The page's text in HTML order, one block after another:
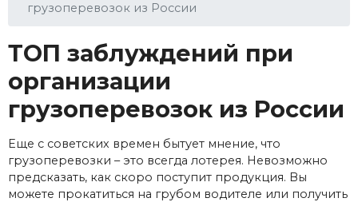
грузоперевозок из России
ТОП заблуждений при
организации
грузоперевозок из России
Еще с советских времен бытует мнение, что
грузоперевозки – это всегда лотерея. Невозможно
предсказать, как скоро поступит продукция. Вы
можете прокатиться на грубом водителе или получить